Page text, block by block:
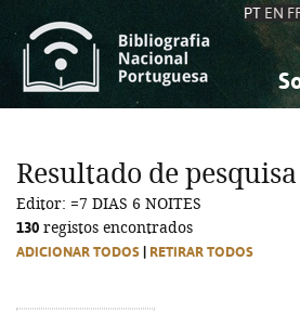
PT EN
Resultado de pesquisa
Editor: =7 DIAS 6 NOITES
130 registos encontrados
ADICIONAR TODOS RETIRAR TODOS